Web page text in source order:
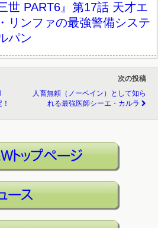
世 PART6』第17話 天才エ
リンファの最強警備システ
パン
次の投稿
人畜無頼（ノーペイン）として知ら
れる最強医師シーエ・カルラ